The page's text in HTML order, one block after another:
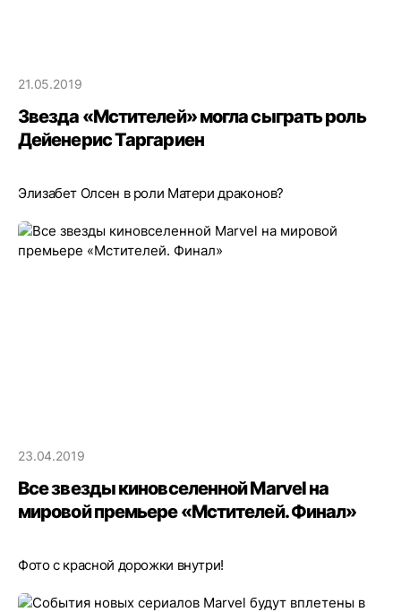
21.05.2019
Звезда «Мстителей» могла сыграть роль
Дейенерис Таргариен
Элизабет Олсен в роли Матери драконов?
23.04.2019
Все звезды киновселенной Marvel на
мировой премьере «Мстителей. Финал»
Фото с красной дорожки внутри!